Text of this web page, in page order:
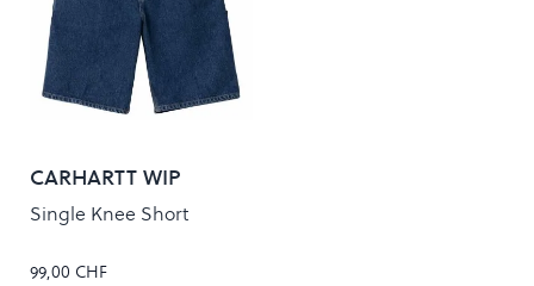
CARHARTT WIP
Single Knee Short
99,00 CHF